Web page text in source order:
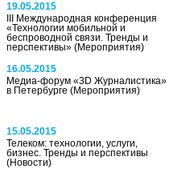
19.05.2015
III Международная конференция
«Технологии мобильной и
беспроводной связи. Тренды и
перспективы»(Мероприятия)
16.05.2015
Медиа-форум «3D Журналистика»
в Петербурге(Мероприятия)
15.05.2015
Телеком: технологии, услуги,
бизнес. Тренды и перспективы
(Новости)